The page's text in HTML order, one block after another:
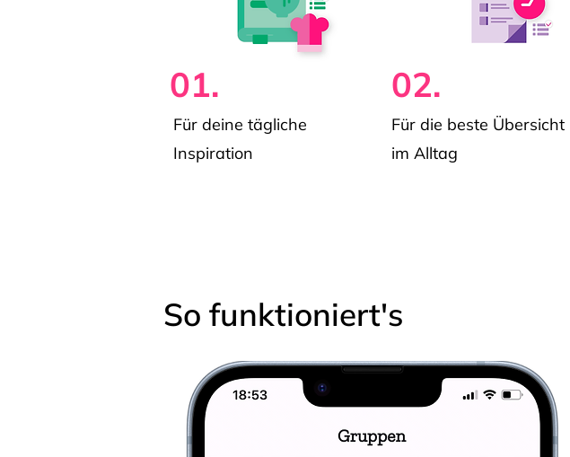
01.
Für deine tägliche
Inspiration
02.
Für die beste Übersicht
im Alltag
So funktioniert's